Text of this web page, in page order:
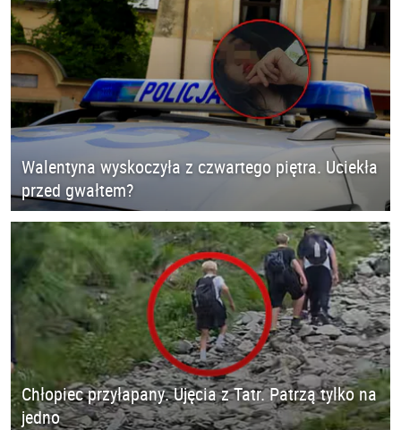
Walentyna wyskoczyła z czwartego piętra. Uciekła
przed gwałtem?
Chłopiec przyłapany. Ujęcia z Tatr. Patrzą tylko na
jedno